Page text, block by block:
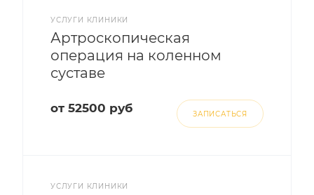
УСЛУГИ КЛИНИКИ
Артроскопическая
операция на коленном
суставе
от 52500 руб ЗАПИСАТЬСЯ
УСЛУГИ КЛИНИКИ